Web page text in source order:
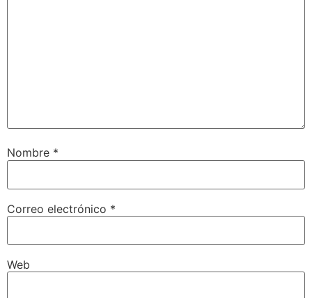
Nombre *
Correo electrónico *
Web